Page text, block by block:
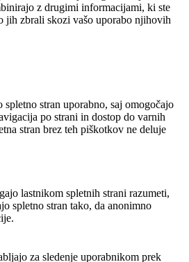
z drugimi informacijami, ki ste
jih zbrali skozi vašo uporabo njihovih
stran uporabno, saj omogočajo
po strani in dostop do varnih
stran brez teh piškotkov ne deluje
lastnikom spletnih strani razumeti,
spletno stran tako, da anonimno
za sledenje uporabnikom prek